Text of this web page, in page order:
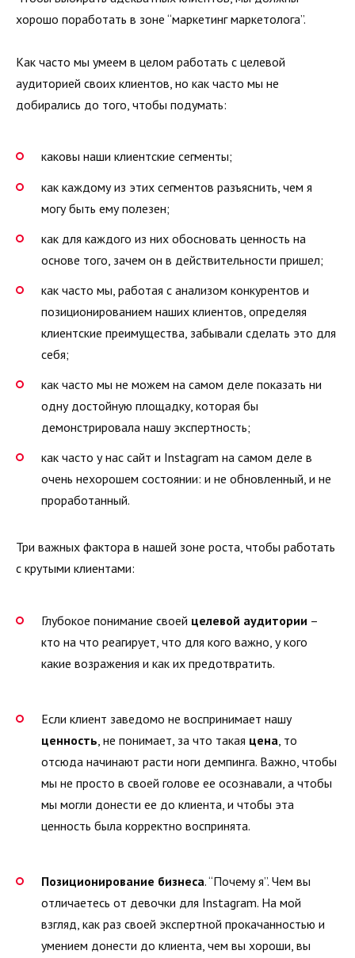
хорошо поработать в зоне “маркетинг маркетолога”.
Как часто мы умеем в целом работать с целевой
аудиторией своих клиентов, но как часто мы не
добирались до того, чтобы подумать:
каковы наши клиентские сегменты;
как каждому из этих сегментов разъяснить, чем я
могу быть ему полезен;
как для каждого из них обосновать ценность на
основе того, зачем он в действительности пришел;
как часто мы, работая с анализом конкурентов и
позиционированием наших клиентов, определяя
клиентские преимущества, забывали сделать это для
себя;
как часто мы не можем на самом деле показать ни
одну достойную площадку, которая бы
демонстрировала нашу экспертность;
как часто у нас сайт и Instagram на самом деле в
очень нехорошем состоянии: и не обновленный, и не
проработанный.
Три важных фактора в нашей зоне роста, чтобы работать
с крутыми клиентами:
Глубокое понимание своей целевой аудитории –
кто на что реагирует, что для кого важно, у кого
какие возражения и как их предотвратить.
Если клиент заведомо не воспринимает нашу
ценность , не понимает, за что такая цена , то
отсюда начинают расти ноги демпинга. Важно, чтобы
мы не просто в своей голове ее осознавали, а чтобы
мы могли донести ее до клиента, и чтобы эта
ценность была корректно воспринята.
Позиционирование бизнеса. “Почему я”. Чем вы
отличаетесь от девочки для Instagram. На мой
взгляд, как раз своей экспертной прокачанностью и
умением донести до клиента, чем вы хороши, вы